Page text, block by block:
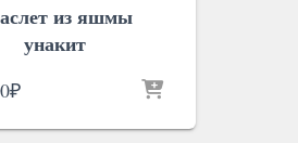
из яшмы
унакит
₽